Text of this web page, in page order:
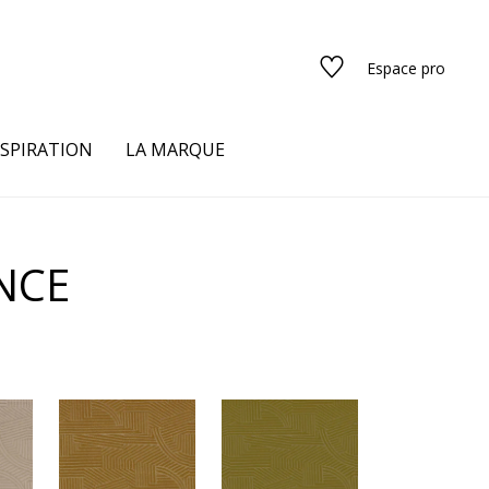
Espace pro
LA MARQUE